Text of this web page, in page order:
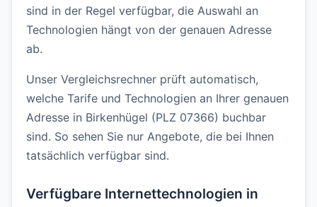
sind in der Regel verfügbar, die Auswahl an
Technologien hängt von der genauen Adresse
ab.
Unser Vergleichsrechner prüft automatisch,
welche Tarife und Technologien an Ihrer genauen
Adresse in Birkenhügel (PLZ 07366) buchbar
sind. So sehen Sie nur Angebote, die bei Ihnen
tatsächlich verfügbar sind.
Verfügbare Internettechnologien in